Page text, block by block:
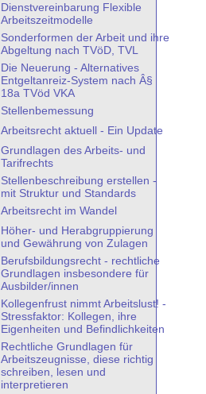
Dienstvereinbarung Flexible
Arbeitszeitmodelle
Sonderformen der Arbeit und ihre
Abgeltung nach TVöD, TVL
Die Neuerung - Alternatives
Entgeltanreiz-System nach Â§
18a TVöd VKA
Stellenbemessung
Arbeitsrecht aktuell - Ein Update
Grundlagen des Arbeits- und
Tarifrechts
Stellenbeschreibung erstellen -
mit Struktur und Standards
Arbeitsrecht im Wandel
Höher- und Herabgruppierung
und Gewährung von Zulagen
Berufsbildungsrecht - rechtliche
Grundlagen insbesondere für
Ausbilder/innen
Kollegenfrust nimmt Arbeitslust! -
Stressfaktor: Kollegen, ihre
Eigenheiten und Befindlichkeiten
Rechtliche Grundlagen für
Arbeitszeugnisse, diese richtig
schreiben, lesen und
interpretieren